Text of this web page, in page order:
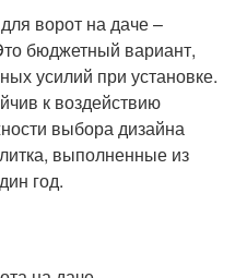
ворот на даче –
бюджетный вариант,
усилий при установке.
к воздействию
выбора дизайна
выполненные из
год.